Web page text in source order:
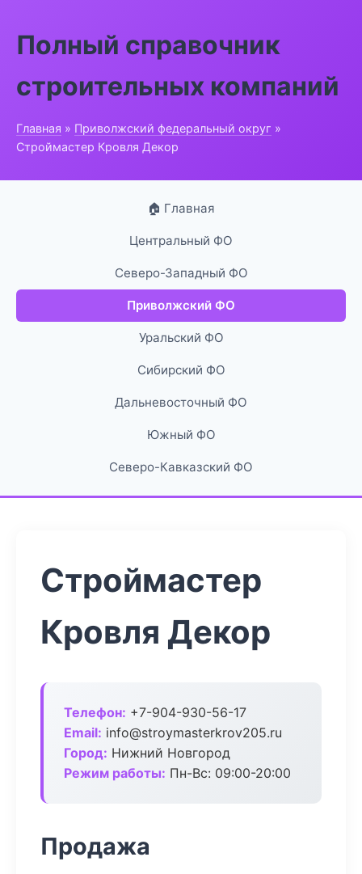
Полный справочник
строительных компаний
Главная » Приволжский федеральный округ »
Строймастер Кровля Декор
🏠 Главная
Центральный ФО
Северо-Западный ФО
Приволжский ФО
Уральский ФО
Сибирский ФО
Дальневосточный ФО
Южный ФО
Северо-Кавказский ФО
Строймастер
Кровля Декор
Телефон: +7-904-930-56-17
Email: info@stroymasterkrov205.ru
Город: Нижний Новгород
Режим работы: Пн-Вс: 09:00-20:00
Продажа